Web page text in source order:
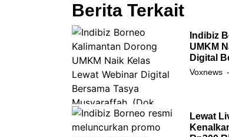
Berita Terkait
Indibiz
UMKM
Digital
Voxnews
Lewat